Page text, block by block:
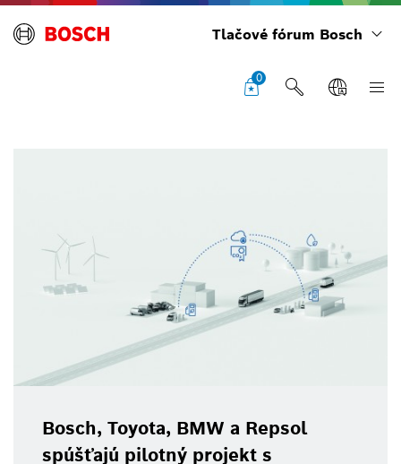
Tlačové fórum Bosch
0
Bosch, Toyota, BMW a Repsol
spúšťajú pilotný projekt s